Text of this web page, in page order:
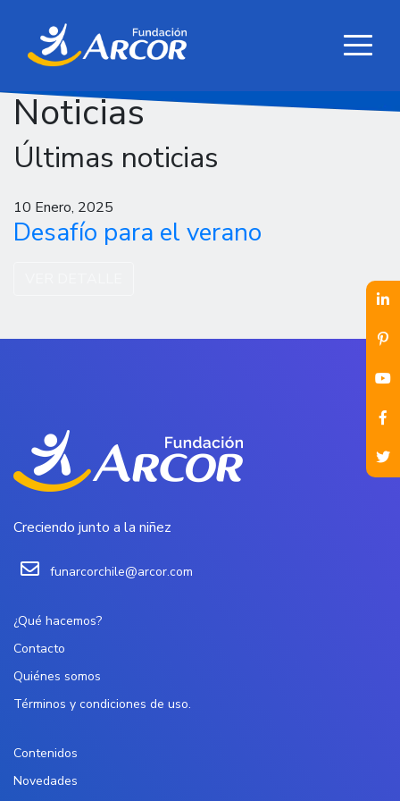
Noticias
Últimas noticias
10 Enero, 2025
Desafío para el verano
Creciendo junto a la niñez
funarcorchile@arcor.com
¿Qué hacemos?
Contacto
Quiénes somos
Términos y condiciones de uso.
Contenidos
Novedades